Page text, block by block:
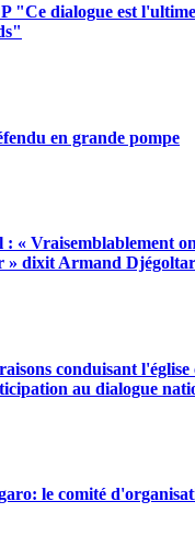
"Ce dialogue est
en grande pompe
« Vraisemblablement
» dixit Armand Djégoltar
conduisant l'église
au dialogue
le comité